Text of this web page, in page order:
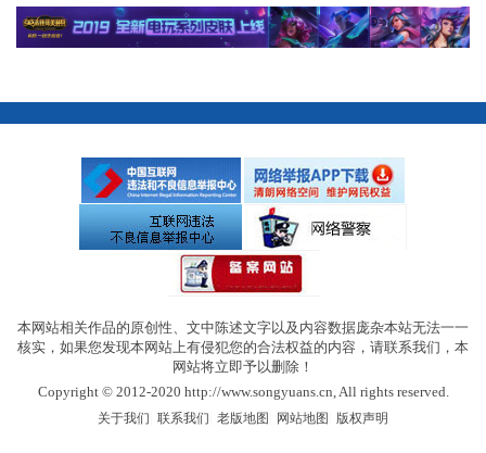
本网站相关作品的原创性、文中陈述文字以及内容数据庞杂本站无法一一
核实，如果您发现本网站上有侵犯您的合法权益的内容，请联系我们，本
网站将立即予以删除！
Copyright © 2012-2020 http://www.songyuans.cn, All rights reserved.
关于我们 联系我们 老版地图 网站地图 版权声明